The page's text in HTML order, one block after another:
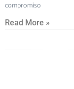
compromiso
Read More »